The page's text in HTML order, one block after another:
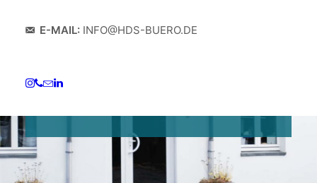
E-MAIL: INFO@HDS-BUERO.DE
Geschäftspartner und Kunden von Generation